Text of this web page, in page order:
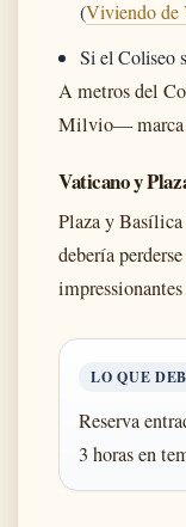
(Viviendo de
Si el Coliseo
A metros del
Milvio— marca
Vaticano y
Plaza y
debería
LO QUE
Reserva
3 horas en